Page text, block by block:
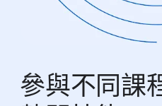
參與​不同​課